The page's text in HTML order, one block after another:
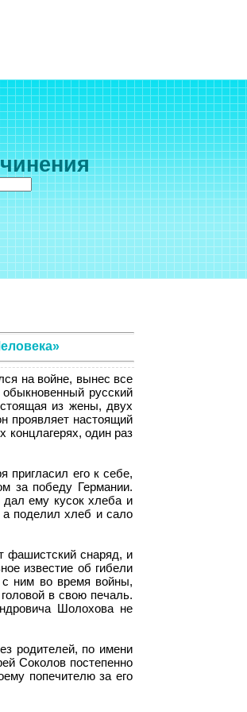
на войне, вынес все
русский
из жены, двух
проявляет настоящий
концлагерях, один раз
пригласил его к себе,
за победу Германии.
дал ему кусок хлеба и
поделил хлеб и сало
фашистский снаряд, и
известие об гибели
ним во время войны,
в свою печаль.
Шолохова не
родителей, по имени
Соколов постепенно
попечителю за его